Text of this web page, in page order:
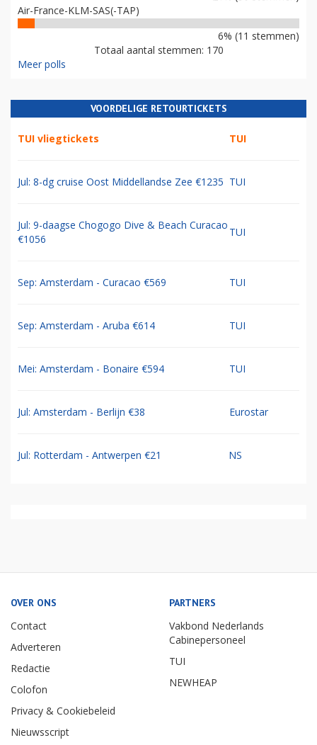
Air-France-KLM-SAS(-TAP)
6% (11 stemmen)
Totaal aantal stemmen: 170
Meer polls
VOORDELIGE RETOURTICKETS
TUI vliegtickets TUI
Jul: 8-dg cruise Oost Middellandse Zee €1235 TUI
Jul: 9-daagse Chogogo Dive & Beach Curacao
€1056
TUI
Sep: Amsterdam - Curacao €569 TUI
Sep: Amsterdam - Aruba €614 TUI
Mei: Amsterdam - Bonaire €594 TUI
Jul: Amsterdam - Berlijn €38 Eurostar
Jul: Rotterdam - Antwerpen €21 NS
OVER ONS
Contact
Adverteren
Redactie
Colofon
Privacy & Cookiebeleid
Nieuwsscript
PARTNERS
Vakbond Nederlands
Cabinepersoneel
TUI
NEWHEAP